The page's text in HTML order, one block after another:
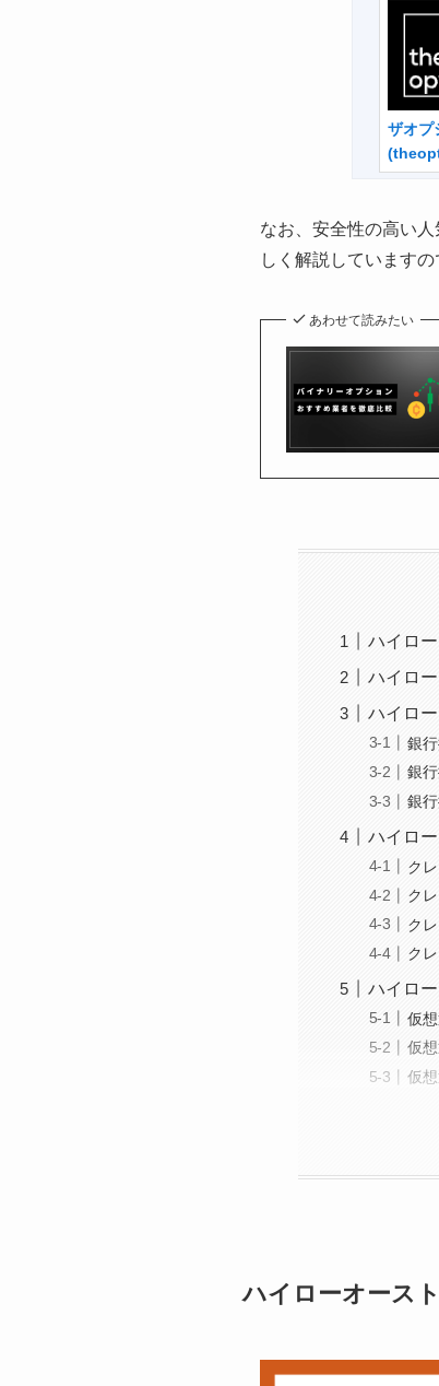
ザオプ
なお、安全性の高い
しく解説しています
あわせて読みたい
ハイロ
ハイロ
ハイロ
銀
銀
銀
ハイロ
ク
ク
ク
ク
ハイロ
仮
仮
仮
ハイローオース